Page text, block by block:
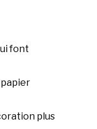
font
papier
plus